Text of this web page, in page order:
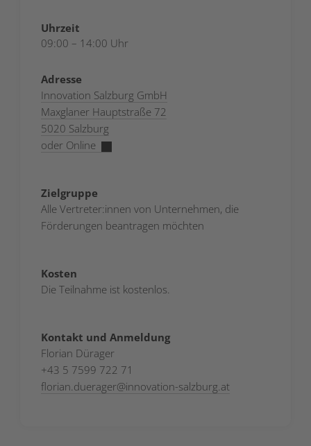
Uhrzeit
09:00 – 14:00 Uhr
Adresse
Innovation Salzburg GmbH
Maxglaner Hauptstraße 72
5020 Salzburg
oder Online
Zielgruppe
Alle Vertreter:innen von Unternehmen, die
Förderungen beantragen möchten
Kosten
Die Teilnahme ist kostenlos.
Kontakt und Anmeldung
Florian Dürager
+43 5 7599 722 71
florian.duerager@innovation-salzburg.at